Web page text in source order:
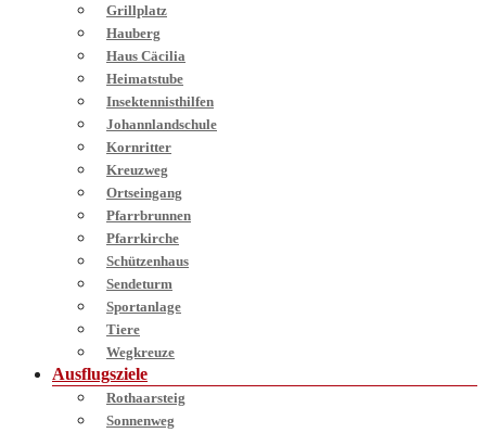
Grillplatz
Hauberg
Haus Cäcilia
Heimatstube
Insektennisthilfen
Johannlandschule
Kornritter
Kreuzweg
Ortseingang
Pfarrbrunnen
Pfarrkirche
Schützenhaus
Sendeturm
Sportanlage
Tiere
Wegkreuze
Ausflugsziele
Rothaarsteig
Sonnenweg